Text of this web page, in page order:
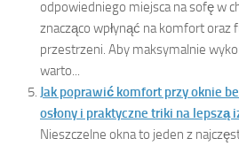
odpowiedniego miejsca na sofę w
znacząco wpłynąć na komfort oraz
przestrzeni. Aby maksymalnie
warto...
Jak poprawić komfort przy oknie
osłony i praktyczne triki na
Nieszczelne okna to jeden z